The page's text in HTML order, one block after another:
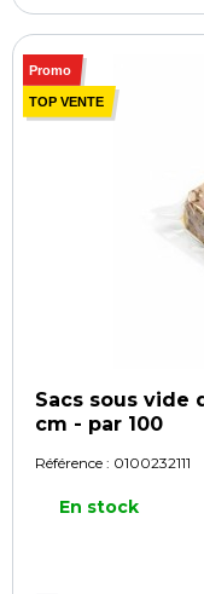
Promo
TOP VENTE
Sacs sous vide
cm - par 100
Référence : 0100232111
En stock